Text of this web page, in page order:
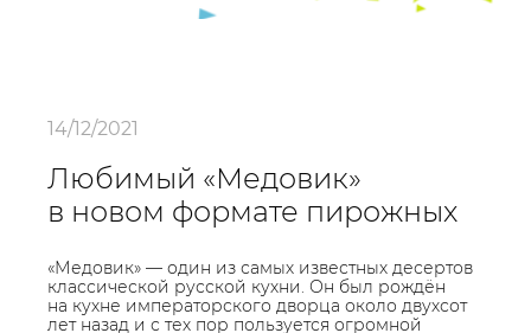
14/12/2021
Любимый «Медовик»
в новом формате пирожных
«Медовик» — один из самых известных десертов
классической русской кухни. Он был рождён
на кухне императорского дворца около двухсот
лет назад и с тех пор пользуется огромной